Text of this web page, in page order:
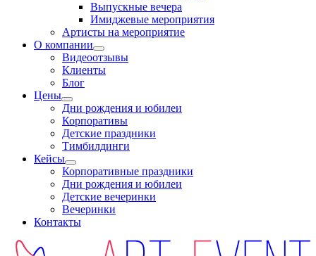
Выпускные вечера
Имиджевые мероприятия
Артисты на мероприятие
О компании
Видеоотзывы
Клиенты
Блог
Цены
Дни рождения и юбилеи
Корпоративы
Детские праздники
Тимбилдинги
Кейсы
Корпоративные праздники
Дни рождения и юбилеи
Детские вечеринки
Вечеринки
Контакты